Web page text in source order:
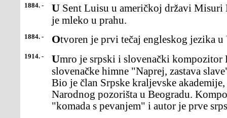
1884. - U Sent Luisu u američkoj državi Misuri Džon Majenberg patentirao
je mleko u prahu.
1884. - Otvoren je prvi tečaj engleskog jezika
1914. - Umro je srpski i slovenački kompozitor Davorin Jenko, autor
slovenačke himne "Naprej, zastava
Bio je član Srpske kraljevske
Narodnog pozorišta u Beogradu.
"komada s pevanjem" i autor je prve